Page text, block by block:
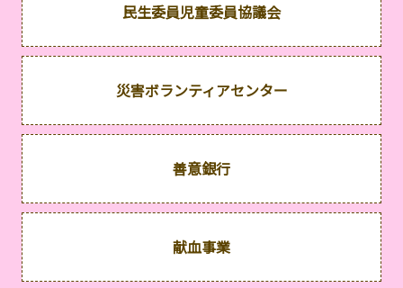
民生委員児童委員協議会
災害ボランティアセンター
善意銀行
献血事業